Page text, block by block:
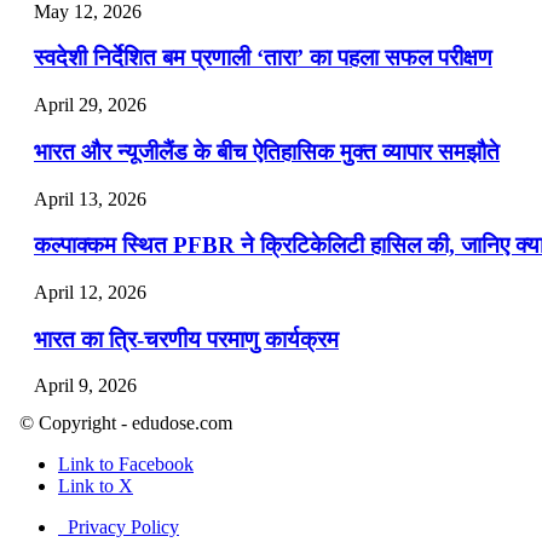
May 12, 2026
स्वदेशी निर्देशित बम प्रणाली ‘तारा’ का पहला सफल परीक्षण
April 29, 2026
भारत और न्यूजीलैंड के बीच ऐतिहासिक मुक्त व्यापार समझौते
April 13, 2026
कल्पाक्कम स्थित PFBR ने क्रिटिकेलिटी हासिल की, जानिए क्या
April 12, 2026
भारत का त्रि-चरणीय परमाणु कार्यक्रम
April 9, 2026
नासा का आर्टेमिस-2 मिशन: मनुष्य एक बार फिर से चंद्रमा के
April 7, 2026
वित्तीय वर्ष 2026-27 की पहली द्विमासिक मौद्रिक नीति समीक्षा
© Copyright - edudose.com
Link to Facebook
Link to X
Privacy Policy